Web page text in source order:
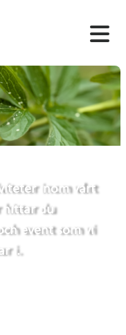
inom vårt
hittar du
event som vi
i.